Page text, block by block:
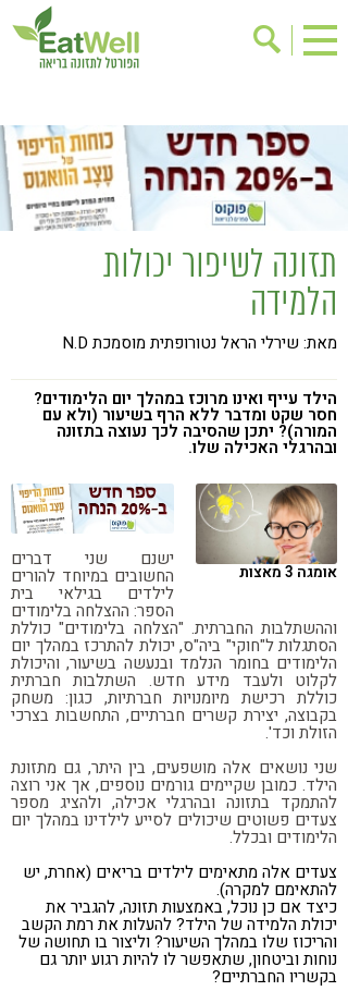
בישול בריא
אינדקס עסקים
ריפוי ומניעת מחלות
בריאות האישה
מתכוני בריאות
אירועים
שינוי תזונתי
גישות בתזונה
ניקוי רעלים
מזונות על
ילדים
תזונה וספורט
הפרעות קשב & ריכוז
אכילה רגשית
קורונה
טבעונות
תזונה לשיפור יכולות
הלמידה
מאת: שירלי הראל נטורופתית מוסמכת N.D
הילד עייף ואינו מרוכז במהלך יום הלימודים?
חסר שקט ומדבר ללא הרף בשיעור (ולא עם
המורה)? יתכן שהסיבה לכך נעוצה בתזונה
ובהרגלי האכילה שלו.
אומגה 3 מאצות
ישנם שני דברים
החשובים במיוחד להורים
לילדים בגילאי בית
הספר: ההצלחה בלימודים
וההשתלבות החברתית. "הצלחה בלימודים" כוללת
הסתגלות ל"חוקי" ביה"ס, יכולת להתרכז במהלך יום
הלימודים בחומר הנלמד ובנעשה בשיעור, והיכולת
לקלוט ולעבד מידע חדש. השתלבות חברתית
כוללת רכישת מיומנויות חברתיות, כגון: משחק
בקבוצה, יצירת קשרים חברתיים, התחשבות בצרכי
הזולת וכד'.
שני נושאים אלה מושפעים, בין היתר, גם מתזונת
הילד. כמובן שקיימים גורמים נוספים, אך אני רוצה
להתמקד בתזונה ובהרגלי אכילה, ולהציג מספר
צעדים פשוטים שיכולים לסייע לילדינו במהלך יום
הלימודים ובכלל.
צעדים אלה מתאימים לילדים בריאים (אחרת, יש
להתאימם למקרה).
כיצד אם כן נוכל, באמצעות תזונה, להגביר את
יכולת הלמידה של הילד? להעלות את רמת הקשב
והריכוז שלו במהלך השיעור? וליצור בו תחושה של
נוחות וביטחון, שתאפשר לו להיות רגוע יותר גם
בקשריו החברתיים?